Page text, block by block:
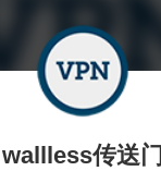
wallless传送门